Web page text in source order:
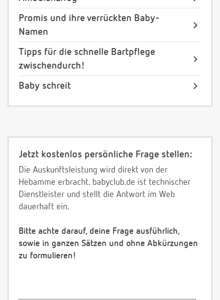
Promis und ihre verrückten Baby-
Namen
Tipps für die schnelle Bartpflege
zwischendurch!
Baby schreit
Jetzt kostenlos persönliche Frage stellen:
Die Auskunftsleistung wird direkt von der
Hebamme erbracht. babyclub.de ist technischer
Dienstleister und stellt die Antwort im Web
dauerhaft ein.
Bitte achte darauf, deine Frage ausführlich,
sowie in ganzen Sätzen und ohne Abkürzungen
zu formulieren!